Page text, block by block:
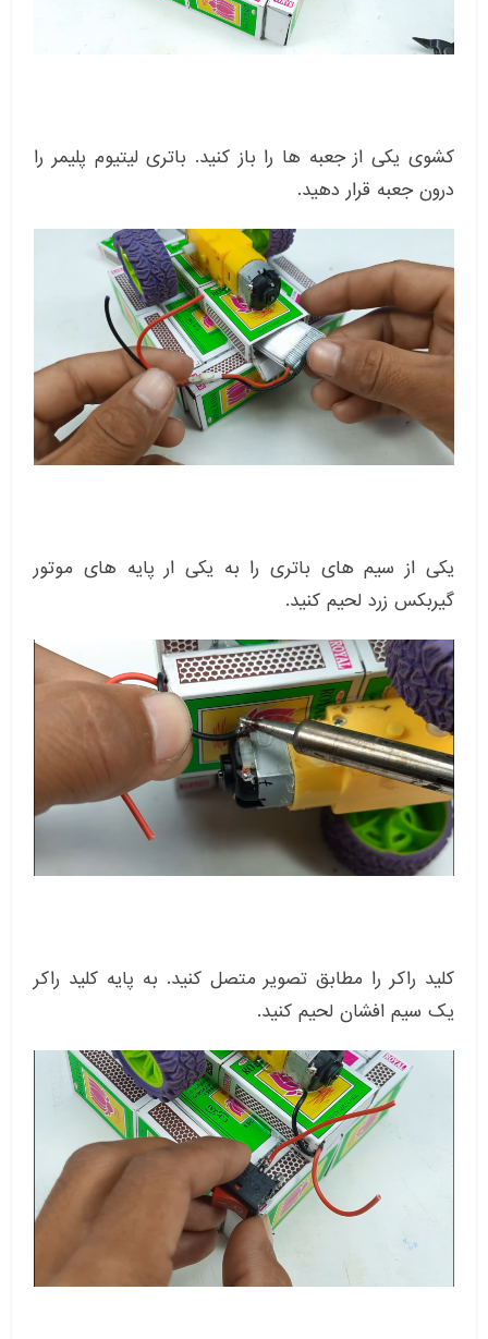
کشوی یکی از جعبه ها را باز کنید. باتری لیتیوم پلیمر را
درون جعبه قرار دهید.
یکی از سیم های باتری را به یکی ار پایه های موتور
گیربکس زرد لحیم کنید.
کلید راکر را مطابق تصویر متصل کنید. به پایه کلید راکر
یک سیم افشان لحیم کنید.